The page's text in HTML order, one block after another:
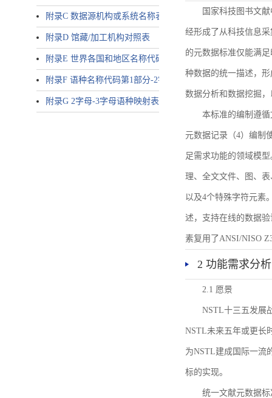
附录C 数据源机构或系统名称表
附录D 馆藏/加工机构对照表
附录E 世界各国和地区名称代码-2字母代码（GB/T 2659-
附录F 语种名称代码第1部分-2字母代码（GB/T 4880.1-2005
附录G 2字母-3字母语种映射表
国家科技图书文
经形成了从科技信息
的元数据标准仅能满
种数据的统一描述，
数据分析和数据挖掘
本标准的编制遵
元数据记录（4）编制
足需求功能的领域模
理、全文文件、图、
以及4个特殊字符元素
述，支持在线的数据
素复用了ANSI/NISO
2 功能需求分析
2.1 愿景
NSTL十三五发展
NSTL未来五年或更长
为NSTL建成国际一流
标的实现。
统一文献元数据